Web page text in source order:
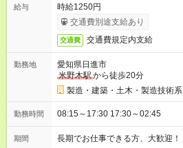
給与
時給1250円
交通費別途支給あり
交通費 交通費規定内支給
勤務地
愛知県日進市
米野木駅から徒歩20分
製造・建築・土木・製造技術系
勤務時間 08:15～17:30 17:30～02:45
期間 長期でお仕事できる方、大歓迎！